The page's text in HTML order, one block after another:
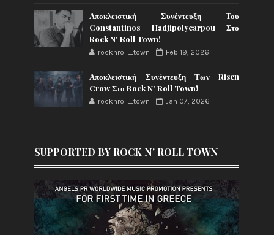
Αποκλειστική Συνέντευξη Του
Constantinos Hadjipolycarpou Στο
Rock N' Roll Town!
rocknroll_town Feb 19, 2026
Αποκλειστική Συνέντευξη Των Risen
Crow Στο Rock N' Roll Town!
rocknroll_town Jan 07, 2026
SUPPORTED BY ROCK N' ROLL TOWN